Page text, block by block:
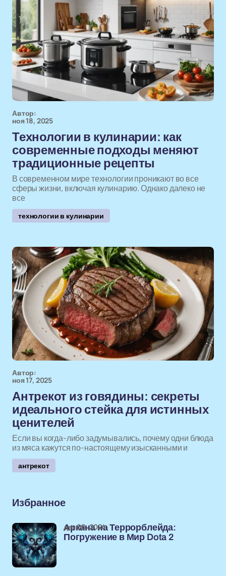
Автор:
ноя 18, 2025
Технологии в кулинарии: как
современные подходы меняют
традиционные рецепты
В современном мире технологии проникают во все
сферы жизни, включая кулинарию. Однако далеко не
все
технологии в кулинарии
Автор:
ноя 17, 2025
Антрекот из говядины: секреты
идеального стейка для истинных
ценителей
Если вы когда-либо задумывались, почему одни блюда
из мяса кажутся по-настоящему изысканными и
антрекот
Избранное
Аркана на Террорблейда:
Погружение в Мир Dota 2
дек 08, 2024